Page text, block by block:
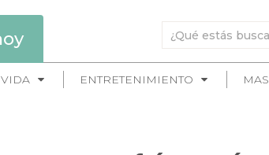
ENTRETENIMIENTO MAS